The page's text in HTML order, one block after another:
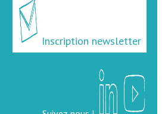
Inscription newsletter